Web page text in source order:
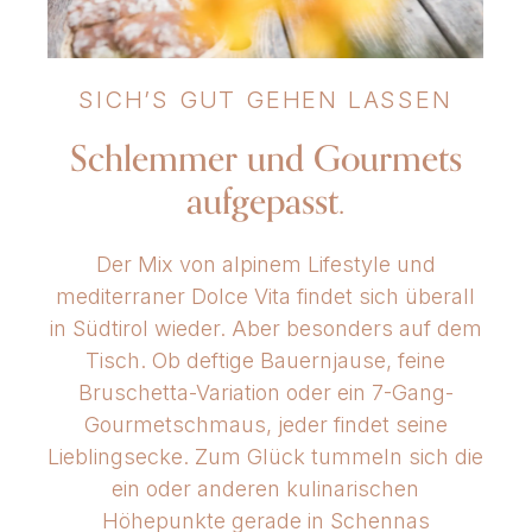
SICH’S GUT GEHEN LASSEN
Schlemmer und Gourmets
aufgepasst.
Der Mix von alpinem Lifestyle und
mediterraner Dolce Vita findet sich überall
in Südtirol wieder. Aber besonders auf dem
Tisch. Ob deftige Bauernjause, feine
Bruschetta-Variation oder ein 7-Gang-
Gourmetschmaus, jeder findet seine
Lieblingsecke. Zum Glück tummeln sich die
ein oder anderen kulinarischen
Höhepunkte gerade in Schennas